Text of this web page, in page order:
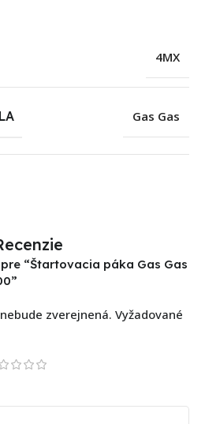
4MX
Gas Gas
“Štartovacia páka Gas Gas
zverejnená. Vyžadované